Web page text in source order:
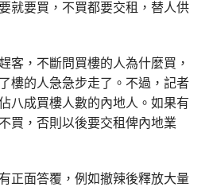
就要買，不買都要交租，替人供
客，不斷問買樓的人為什麼買，
樓的人急急步走了。不過，記者
八成買樓人數的內地人。如果有
買，否則以後要交租俾內地業
正面答覆，例如撤辣後釋放大量